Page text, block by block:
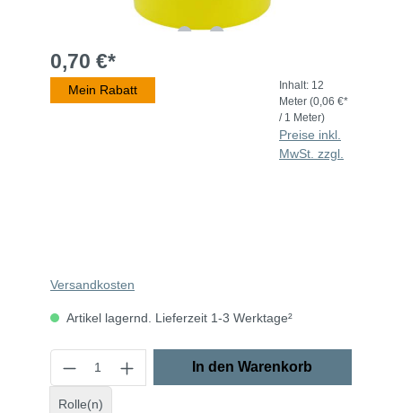
0,70 €*
Mein Rabatt Inhalt: 12
Meter (0,06 €*
/ 1 Meter)
Preise inkl.
MwSt. zzgl.
Versandkosten
Artikel lagernd. Lieferzeit 1-3 Werktage²
Rolle(n)
In den Warenkorb